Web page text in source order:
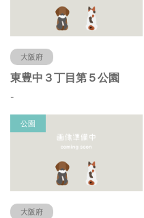
大阪府
東豊中３丁目第５公園
-
公園
大阪府